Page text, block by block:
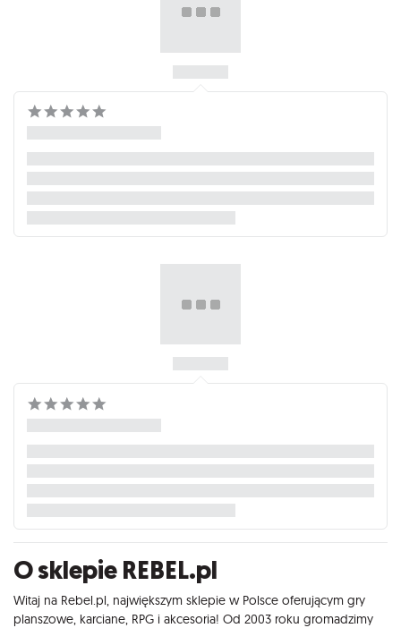
O sklepie REBEL.pl
Witaj na Rebel.pl, największym sklepie w Polsce oferującym gry
planszowe, karciane, RPG i akcesoria! Od 2003 roku gromadzimy